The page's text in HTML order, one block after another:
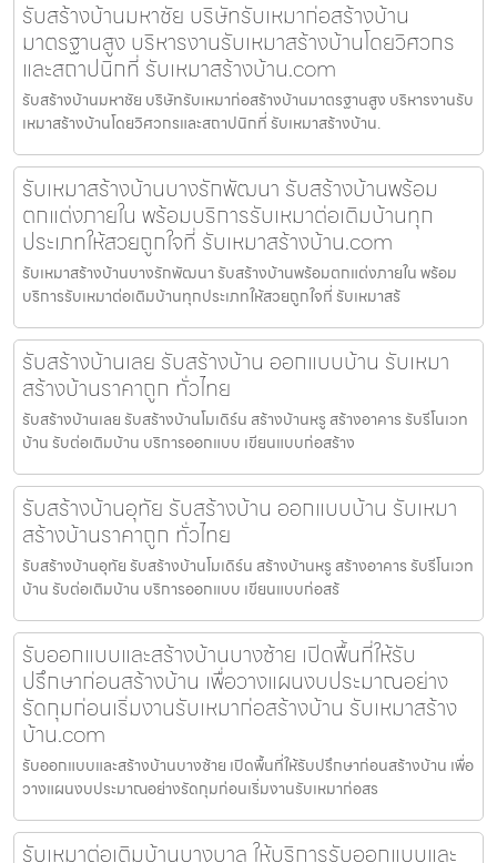
รับสร้างบ้านมหาชัย บริษัทรับเหมาก่อสร้างบ้าน
มาตรฐานสูง บริหารงานรับเหมาสร้างบ้านโดยวิศวกร
และสถาปนิกที่ รับเหมาสร้างบ้าน.com
รับสร้างบ้านมหาชัย บริษัทรับเหมาก่อสร้างบ้านมาตรฐานสูง บริหารงานรับ
เหมาสร้างบ้านโดยวิศวกรและสถาปนิกที่ รับเหมาสร้างบ้าน.
รับเหมาสร้างบ้านบางรักพัฒนา รับสร้างบ้านพร้อม
ตกแต่งภายใน พร้อมบริการรับเหมาต่อเติมบ้านทุก
ประเภทให้สวยถูกใจที่ รับเหมาสร้างบ้าน.com
รับเหมาสร้างบ้านบางรักพัฒนา รับสร้างบ้านพร้อมตกแต่งภายใน พร้อม
บริการรับเหมาต่อเติมบ้านทุกประเภทให้สวยถูกใจที่ รับเหมาสร้
รับสร้างบ้านเลย รับสร้างบ้าน ออกแบบบ้าน รับเหมา
สร้างบ้านราคาถูก ทั่วไทย
รับสร้างบ้านเลย รับสร้างบ้านโมเดิร์น สร้างบ้านหรู สร้างอาคาร รับรีโนเวท
บ้าน รับต่อเติมบ้าน บริการออกแบบ เขียนแบบก่อสร้าง
รับสร้างบ้านอุทัย รับสร้างบ้าน ออกแบบบ้าน รับเหมา
สร้างบ้านราคาถูก ทั่วไทย
รับสร้างบ้านอุทัย รับสร้างบ้านโมเดิร์น สร้างบ้านหรู สร้างอาคาร รับรีโนเวท
บ้าน รับต่อเติมบ้าน บริการออกแบบ เขียนแบบก่อสร้
รับออกแบบและสร้างบ้านบางซ้าย เปิดพื้นที่ให้รับ
ปรึกษาก่อนสร้างบ้าน เพื่อวางแผนงบประมาณอย่าง
รัดกุมก่อนเริ่มงานรับเหมาก่อสร้างบ้าน รับเหมาสร้าง
บ้าน.com
รับออกแบบและสร้างบ้านบางซ้าย เปิดพื้นที่ให้รับปรึกษาก่อนสร้างบ้าน เพื่อ
วางแผนงบประมาณอย่างรัดกุมก่อนเริ่มงานรับเหมาก่อสร
รับเหมาต่อเติมบ้านบางบาล ให้บริการรับออกแบบและ